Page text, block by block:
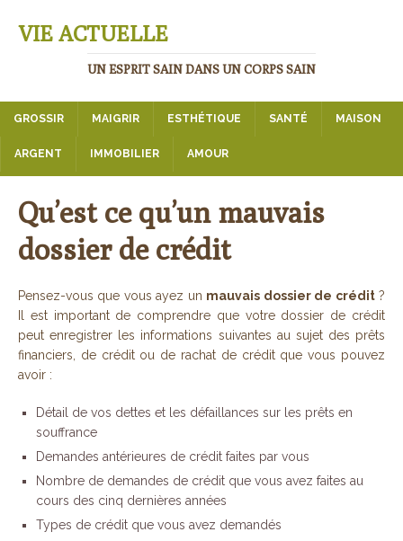
VIE ACTUELLE
UN ESPRIT SAIN DANS UN CORPS SAIN
GROSSIR MAIGRIR ESTHÉTIQUE SANTÉ MAISON
ARGENT IMMOBILIER AMOUR
Qu’est ce qu’un mauvais
dossier de crédit
Pensez-vous que vous ayez un mauvais dossier de crédit?
Il est important de comprendre que votre dossier de crédit
peut enregistrer les informations suivantes au sujet des prêts
financiers, de crédit ou de rachat de crédit que vous pouvez
avoir :
Détail de vos dettes et les défaillances sur les prêts en
souffrance
Demandes antérieures de crédit faites par vous
Nombre de demandes de crédit que vous avez faites au
cours des cinq dernières années
Types de crédit que vous avez demandés